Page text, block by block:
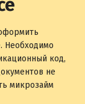
Необходимо
код,
не
микрозайм